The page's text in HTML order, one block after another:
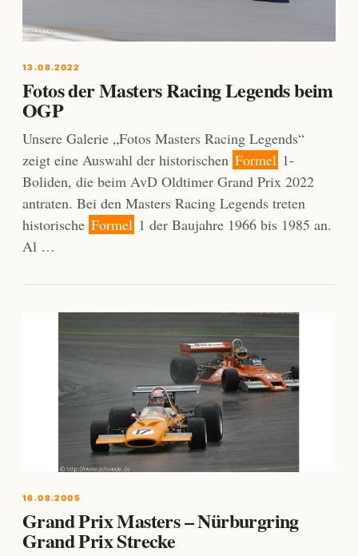
13.08.2022
Fotos der Masters Racing Legends beim
OGP
Unsere Galerie „Fotos Masters Racing Legends“
zeigt eine Auswahl der historischen Formel 1-
Boliden, die beim AvD Oldtimer Grand Prix 2022
antraten. Bei den Masters Racing Legends treten
historische Formel 1 der Baujahre 1966 bis 1985 an.
Al …
16.08.2005
Grand Prix Masters – Nürburgring
Grand Prix Strecke